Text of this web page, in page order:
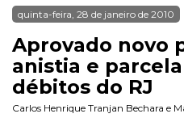
quinta-feira, 28 de janeiro de 2010
Aprovado novo
anistia e
débitos do RJ
Carlos Henrique Tranjan Bechara e